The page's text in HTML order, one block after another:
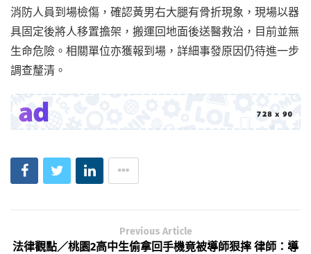
消防人員到場檢傷，確認黃男右大腿有骨折現象，現場以器
具固定後將人移置擔架，搬運回地面後送醫救治，目前並無
生命危險。相關單位亦獲報到場，詳細事發原因仍待進一步
調查釐清。
Previous Article
法律觀點／桃園2高中生偷拿回手機竟被導師狠摔 律師：導